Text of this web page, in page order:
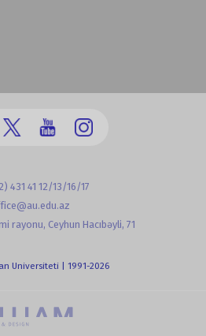
431 41 12/13/16/17
rayonu, Ceyhun Hacıbəyli, 71
Universiteti | 1991-2026
by